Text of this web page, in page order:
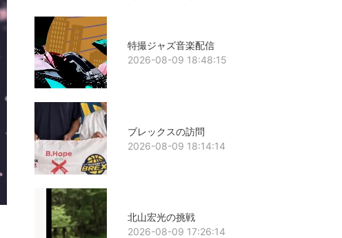
特撮ジャズ音楽配信
2026-08-09 18:48:15
ブレックスの訪問
2026-08-09 18:14:14
北山宏光の挑戦
2026-08-09 17:26:14